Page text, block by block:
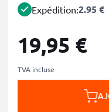
Expédition:2.95 €
19,95 €
TVA incluse